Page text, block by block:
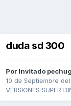
duda sd 300
Por Invitado
10 de Septiembre del
VERSIONES SUPER